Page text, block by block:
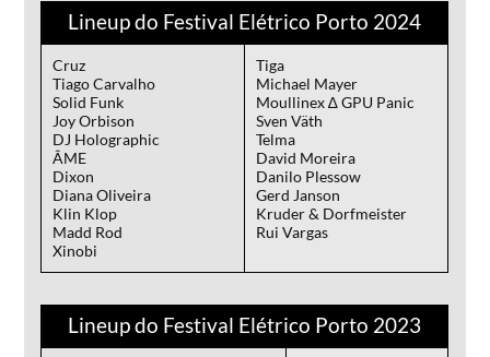
Lineup do Festival Elétrico Porto 2024
Cruz
Tiago Carvalho
Solid Funk
Joy Orbison
DJ Holographic
ÂME
Dixon
Diana Oliveira
Klin Klop
Madd Rod
Xinobi
Tiga
Michael Mayer
Moullinex ∆ GPU Panic
Sven Väth
Telma
David Moreira
Danilo Plessow
Gerd Janson
Kruder & Dorfmeister
Rui Vargas
Lineup do Festival Elétrico Porto 2023